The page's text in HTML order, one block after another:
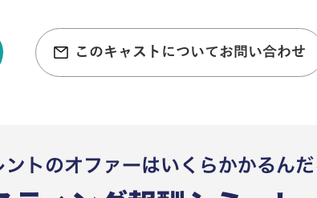
このキャストについてお問い合わせ